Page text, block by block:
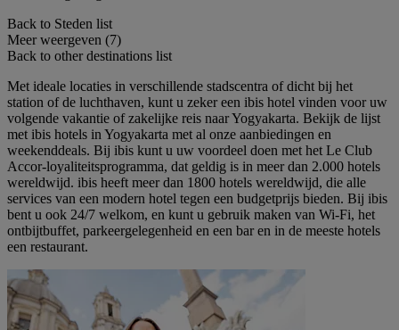
Back to Steden list
Meer weergeven (7)
Back to other destinations list
Met ideale locaties in verschillende stadscentra of dicht bij het
station of de luchthaven, kunt u zeker een ibis hotel vinden voor uw
volgende vakantie of zakelijke reis naar Yogyakarta. Bekijk de lijst
met ibis hotels in Yogyakarta met al onze aanbiedingen en
weekenddeals. Bij ibis kunt u uw voordeel doen met het Le Club
Accor-loyaliteitsprogramma, dat geldig is in meer dan 2.000 hotels
wereldwijd. ibis heeft meer dan 1800 hotels wereldwijd, die alle
services van een modern hotel tegen een budgetprijs bieden. Bij ibis
bent u ook 24/7 welkom, en kunt u gebruik maken van Wi-Fi, het
ontbijtbuffet, parkeergelegenheid en een bar en in de meeste hotels
een restaurant.